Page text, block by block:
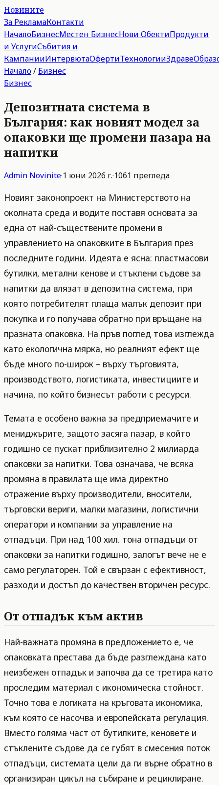
Новините
За РекламаКонтакти
НачалоБизнесМестен БизнесНови ОбектиПродукти
и УслугиСъбития и
КампанииИнтервютаОфертиТехнологииЗдраве
Начало/ Бизнес
Бизнес
Депозитната система в
България: как новият модел за
опаковки ще промени пазара на
напитки
Admin Novinite·1 юни 2026 г.·1061 прегледа
Новият законопроект на Министерството на
околната среда и водите поставя основата за
една от най-съществените промени в
управлението на опаковките в България през
последните години. Идеята е ясна: пластмасови
бутилки, метални кенове и стъклени съдове за
напитки да влязат в депозитна система, при
която потребителят плаща малък депозит при
покупка и го получава обратно при връщане на
празната опаковка. На пръв поглед това изглежда
като екологична мярка, но реалният ефект ще
бъде много по-широк – върху търговията,
производството, логистиката, инвестициите и
начина, по който бизнесът работи с ресурси.
Темата е особено важна за предприемачите и
мениджърите, защото засяга пазар, в който
годишно се пускат приблизително 2 милиарда
опаковки за напитки. Това означава, че всяка
промяна в правилата ще има директно
отражение върху производители, вносители,
търговски вериги, малки магазини, логистични
оператори и компании за управление на
отпадъци. При над 100 хил. тона отпадъци от
опаковки за напитки годишно, залогът вече не е
само регулаторен. Той е свързан с ефективност,
разходи и достъп до качествен вторичен ресурс.
От отпадък към актив
Най-важната промяна в предложението е, че
опаковката престава да бъде разглеждана като
неизбежен отпадък и започва да се третира като
проследим материал с икономическа стойност.
Точно това е логиката на кръговата икономика,
към която се насочва и европейската регулация.
Вместо голяма част от бутилките, кеновете и
стъклените съдове да се губят в смесения поток
отпадъци, системата цели да ги върне обратно в
организиран цикъл на събиране и рециклиране.